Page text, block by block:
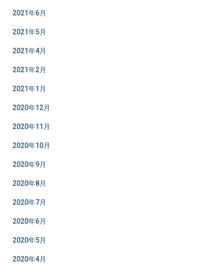
2021年6月
2021年5月
2021年4月
2021年2月
2021年1月
2020年12月
2020年11月
2020年10月
2020年9月
2020年8月
2020年7月
2020年6月
2020年5月
2020年4月